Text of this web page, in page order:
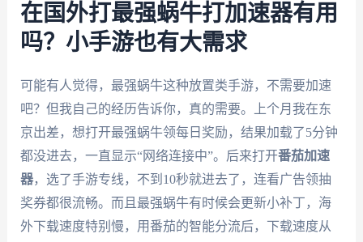
在国外打最强蜗牛打加速器有用
吗？小手游也有大需求
可能有人觉得，最强蜗牛这种放置类手游，不需要加速
吧？但我自己的经历告诉你，真的需要。上个月我在东
京出差，想打开最强蜗牛领每日奖励，结果加载了5分钟
都没进去，一直显示“网络连接中”。后来打开番茄加速
器，选了手游专线，不到10秒就进去了，连看广告领抽
奖券都很流畅。而且最强蜗牛有时候会更新小补丁，海
外下载速度特别慢，用番茄的智能分流后，下载速度从